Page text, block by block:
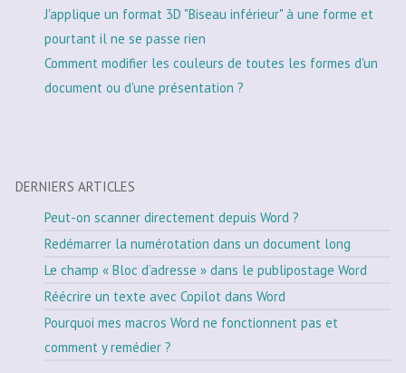
J'applique un format 3D "Biseau inférieur" à une forme et
pourtant il ne se passe rien
Comment modifier les couleurs de toutes les formes d'un
document ou d'une présentation ?
DERNIERS ARTICLES
Peut-on scanner directement depuis Word ?
Redémarrer la numérotation dans un document long
Le champ « Bloc d’adresse » dans le publipostage Word
Réécrire un texte avec Copilot dans Word
Pourquoi mes macros Word ne fonctionnent pas et
comment y remédier ?